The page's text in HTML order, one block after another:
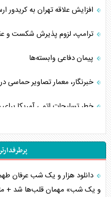
افزایش علاقه تهران به کریدور
ترامپ، لزوم پذیرش شکست و
پیمان دفاعی‌ وابسته‌ها
خبرنگار، معمار تصاویر حماسی
خطر تسلیحات اتمی آمریکا
چگونه عربستان برابر ایران
جاده ابریشم فضایی/ نفوذ
انصارالله و تثبیت معادله
دانلود هزار و یک شب عرفان
و یک شب» مهمان قلب‌ها شد +